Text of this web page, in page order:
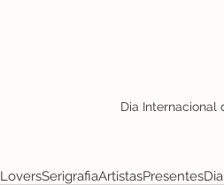
Dia Internacional
SerigrafiaArtistasPresentes